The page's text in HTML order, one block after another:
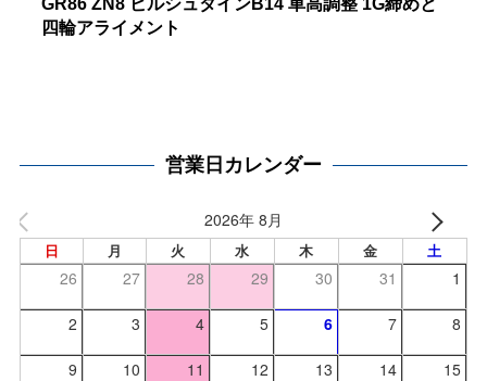
GR86 ZN8 ビルシュタインB14 車高調整 1G締めと
四輪アライメント
営業日カレンダー
2026年 8月
日 月 火 水 木 金 土
26 27 28 29 30 31 1
2 3 4 5 6 7 8
9 10 11 12 13 14 15